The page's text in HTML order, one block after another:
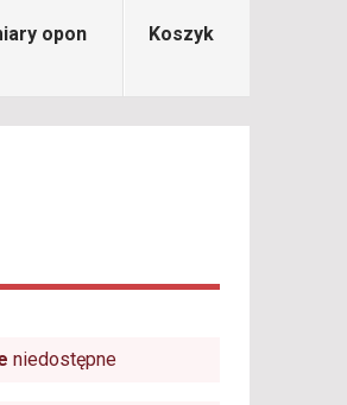
opon Koszyk
niedostępne